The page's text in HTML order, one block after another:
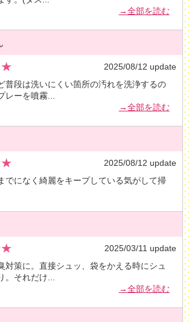
→全部を読む
2025/08/12 update
普段は洗いにくい箇所の汚れを洗浄するの
レーを噴霧
→全部を読む
2025/08/12 update
でになく綺麗をキープしている気がして掃
2025/03/11 update
対策に。直接シュッ、袋をかえる時にシュ
。それだけ
→全部を読む